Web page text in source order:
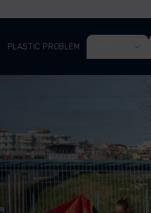
PLASTIC PROBLEM